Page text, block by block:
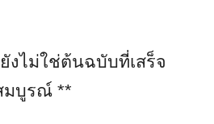
ยังไม่ใช่ต้นฉบับที่เสร็จ
มบูรณ์ **